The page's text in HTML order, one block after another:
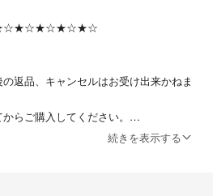
返品、キャンセルはお受け出来かねま
らご購入してください。
とさせて頂きます。
ます。
続きを表示する